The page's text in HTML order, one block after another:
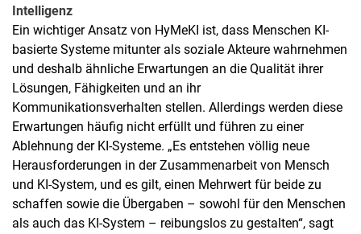
Intelligenz
Ein wichtiger Ansatz von HyMeKI ist, dass Menschen KI-
basierte Systeme mitunter als soziale Akteure wahrnehmen
und deshalb ähnliche Erwartungen an die Qualität ihrer
Lösungen, Fähigkeiten und an ihr
Kommunikationsverhalten stellen. Allerdings werden diese
Erwartungen häufig nicht erfüllt und führen zu einer
Ablehnung der KI-Systeme. „Es entstehen völlig neue
Herausforderungen in der Zusammenarbeit von Mensch
und KI-System, und es gilt, einen Mehrwert für beide zu
schaffen sowie die Übergaben – sowohl für den Menschen
als auch das KI-System – reibungslos zu gestalten“, sagt